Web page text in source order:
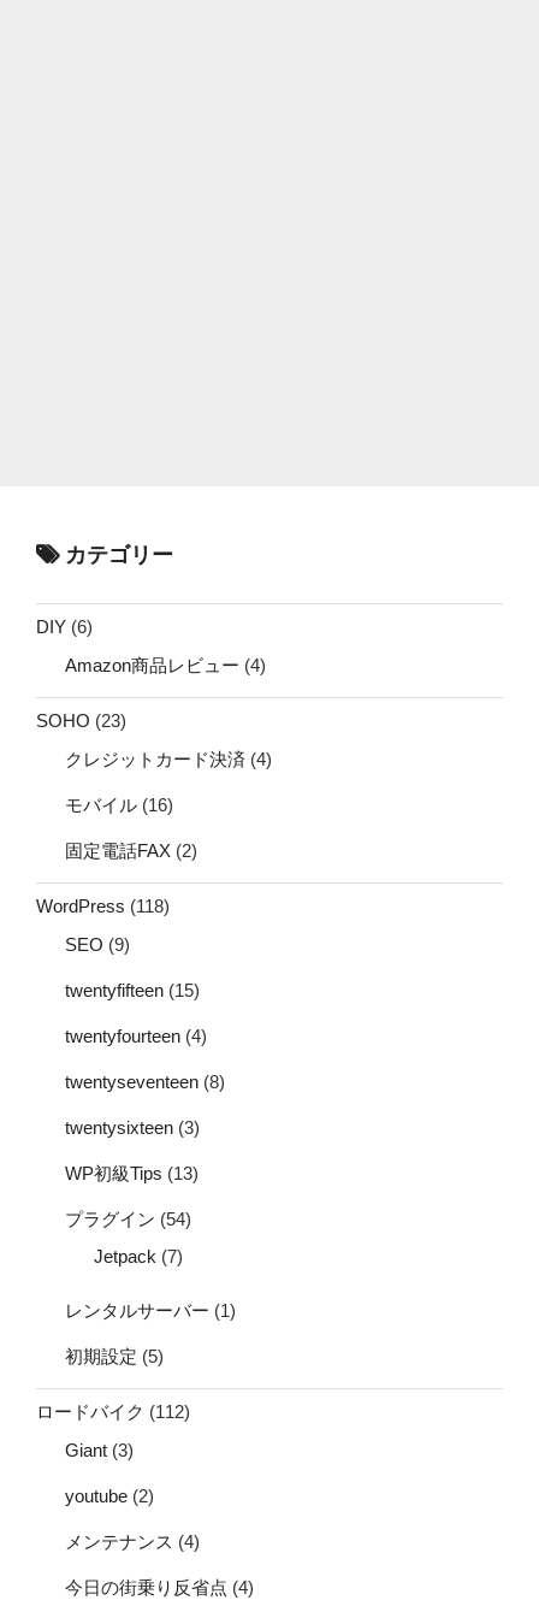
カテゴリー
DIY (6)
Amazon商品レビュー (4)
SOHO (23)
クレジットカード決済 (4)
モバイル (16)
固定電話FAX (2)
WordPress (118)
SEO (9)
twentyfifteen (15)
twentyfourteen (4)
twentyseventeen (8)
twentysixteen (3)
WP初級Tips (13)
プラグイン (54)
Jetpack (7)
レンタルサーバー (1)
初期設定 (5)
ロードバイク (112)
Giant (3)
youtube (2)
メンテナンス (4)
今日の街乗り反省点 (4)